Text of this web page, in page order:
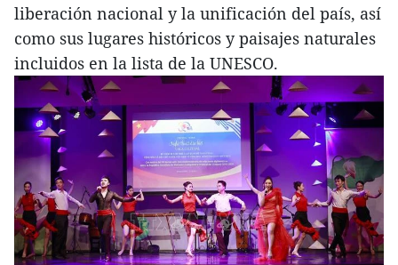
liberación nacional y la unificación del país, así
como sus lugares históricos y paisajes naturales
incluidos en la lista de la UNESCO.